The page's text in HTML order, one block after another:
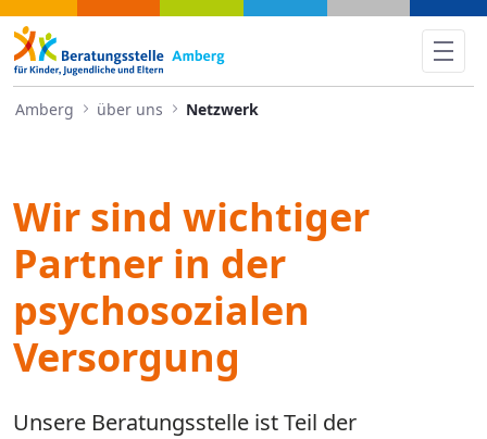
Netzwerk - Amberg
Amberg über uns Netzwerk
Wir sind wichtiger
Partner in der
psychosozialen
Versorgung
Unsere Beratungsstelle ist Teil der